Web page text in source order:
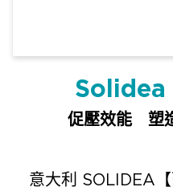
Solidea
促壓效能 塑
意大利 SOLIDEA